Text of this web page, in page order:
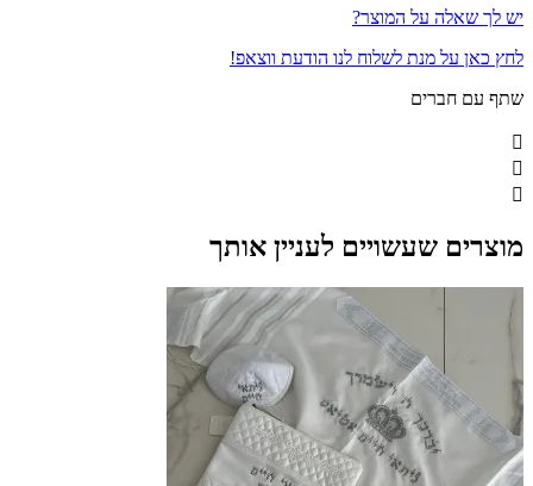
יש לך שאלה על המוצר?
לחץ כאן על מנת לשלוח לנו הודעת ווצאפ!
שתף עם חברים
מוצרים שעשויים לעניין אותך